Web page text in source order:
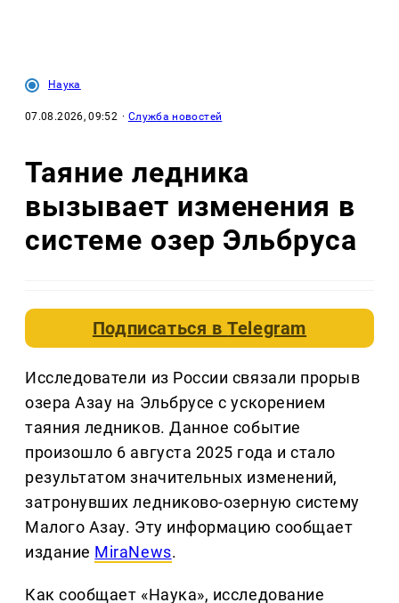
Наука
07.08.2026, 09:52 · Служба новостей
Таяние ледника
вызывает изменения в
системе озер Эльбруса
Подписаться вTelegram
Исследователи из России связали прорыв
озера Азау на Эльбрусе с ускорением
таяния ледников. Данное событие
произошло 6 августа 2025 года и стало
результатом значительных изменений,
затронувших ледниково-озерную систему
Малого Азау. Эту информацию сообщает
издание MiraNews.
Как сообщает «Наука», исследование